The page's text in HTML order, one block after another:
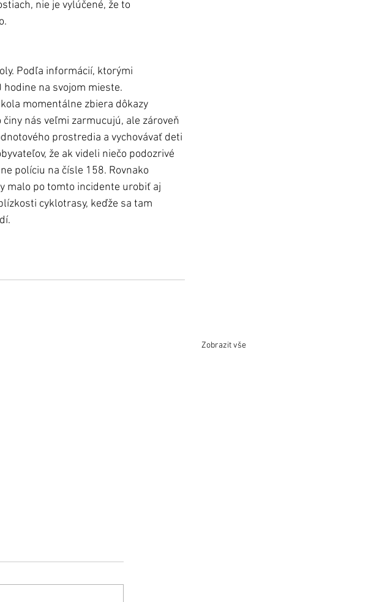
nie je vylúčené, že to
Podľa informácií, ktorými
hodine na svojom mieste.
momentálne zbiera dôkazy
nás veľmi zarmucujú, ale zároveň
prostredia a vychovávať deti
že ak videli niečo podozrivé
políciu na čísle 158. Rovnako
malo po tomto incidente urobiť aj
cyklotrasy, keďže sa tam
Zobrazit vše